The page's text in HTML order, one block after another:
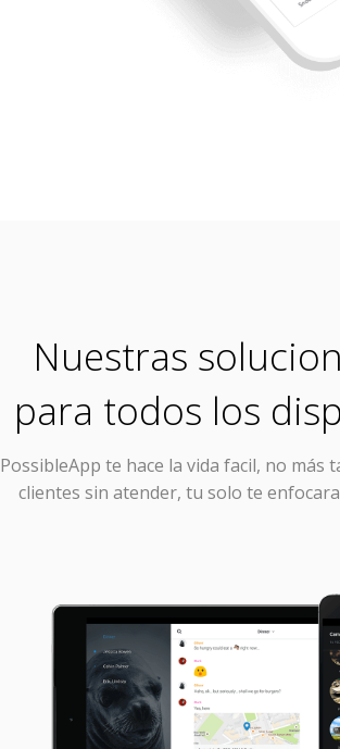
Nuestras
para todos los
PossibleApp te hace la vida facil, no más
clientes sin atender, tu solo te